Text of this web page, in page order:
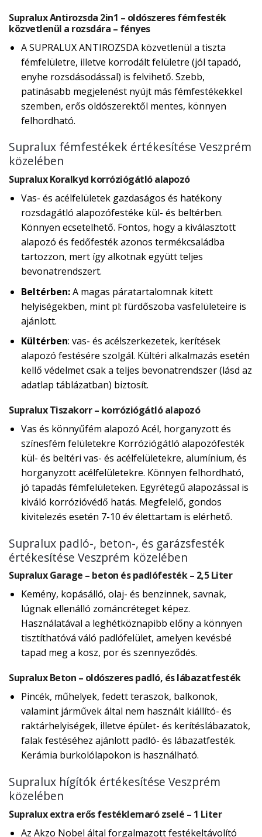
Supralux Antirozsda 2in1 – oldószeres fémfesték
közvetlenül a rozsdára – fényes
A SUPRALUX ANTIROZSDA közvetlenül a tiszta
fémfelületre, illetve korrodált felületre (jól tapadó,
enyhe rozsdásodással) is felvihető. Szebb,
patinásabb megjelenést nyújt más fémfestékekkel
szemben, erős oldószerektől mentes, könnyen
felhordható.
Supralux fémfestékek értékesítése Veszprém
közelében
Supralux Koralkyd korróziógátló alapozó
Vas- és acélfelületek gazdaságos és hatékony
rozsdagátló alapozófestéke kül- és beltérben.
Könnyen ecsetelhető. Fontos, hogy a kiválasztott
alapozó és fedőfesték azonos termékcsaládba
tartozzon, mert így alkotnak együtt teljes
bevonatrendszert.
Beltérben:A magas páratartalomnak kitett
helyiségekben, mint pl: fürdőszoba vasfelületeire is
ajánlott.
Kültérben: vas- és acélszerkezetek, kerítések
alapozó festésére szolgál. Kültéri alkalmazás esetén
kellő védelmet csak a teljes bevonatrendszer (lásd az
adatlap táblázatban) biztosít.
Supralux Tiszakorr – korróziógátló alapozó
Vas és könnyűfém alapozó Acél, horganyzott és
színesfém felületekre Korróziógátló alapozófesték
kül- és beltéri vas- és acélfelületekre, alumínium, és
horganyzott acélfelületekre. Könnyen felhordható,
jó tapadás fémfelületeken. Egyrétegű alapozással is
kiváló korrózióvédő hatás. Megfelelő, gondos
kivitelezés esetén 7-10 év élettartam is elérhető.
Supralux padló-, beton-, és garázsfesték
értékesítése Veszprém közelében
Supralux Garage – beton és padlófesték – 2,5 Liter
Kemény, kopásálló, olaj- és benzinnek, savnak,
lúgnak ellenálló zománcréteget képez.
Használatával a leghétköznapibb előny a könnyen
tisztíthatóvá váló padlófelület, amelyen kevésbé
tapad meg a kosz, por és szennyeződés.
Supralux Beton – oldószeres padló, és lábazatfesték
Pincék, műhelyek, fedett teraszok, balkonok,
valamint járművek által nem használt kiállító- és
raktárhelyiségek, illetve épület- és kerítéslábazatok,
falak festéséhez ajánlott padló- és lábazatfesték.
Kerámia burkolólapokon is használható.
Supralux hígítók értékesítése Veszprém
közelében
Supralux extra erős festéklemaró zselé – 1 Liter
Az Akzo Nobel által forgalmazott festékeltávolító